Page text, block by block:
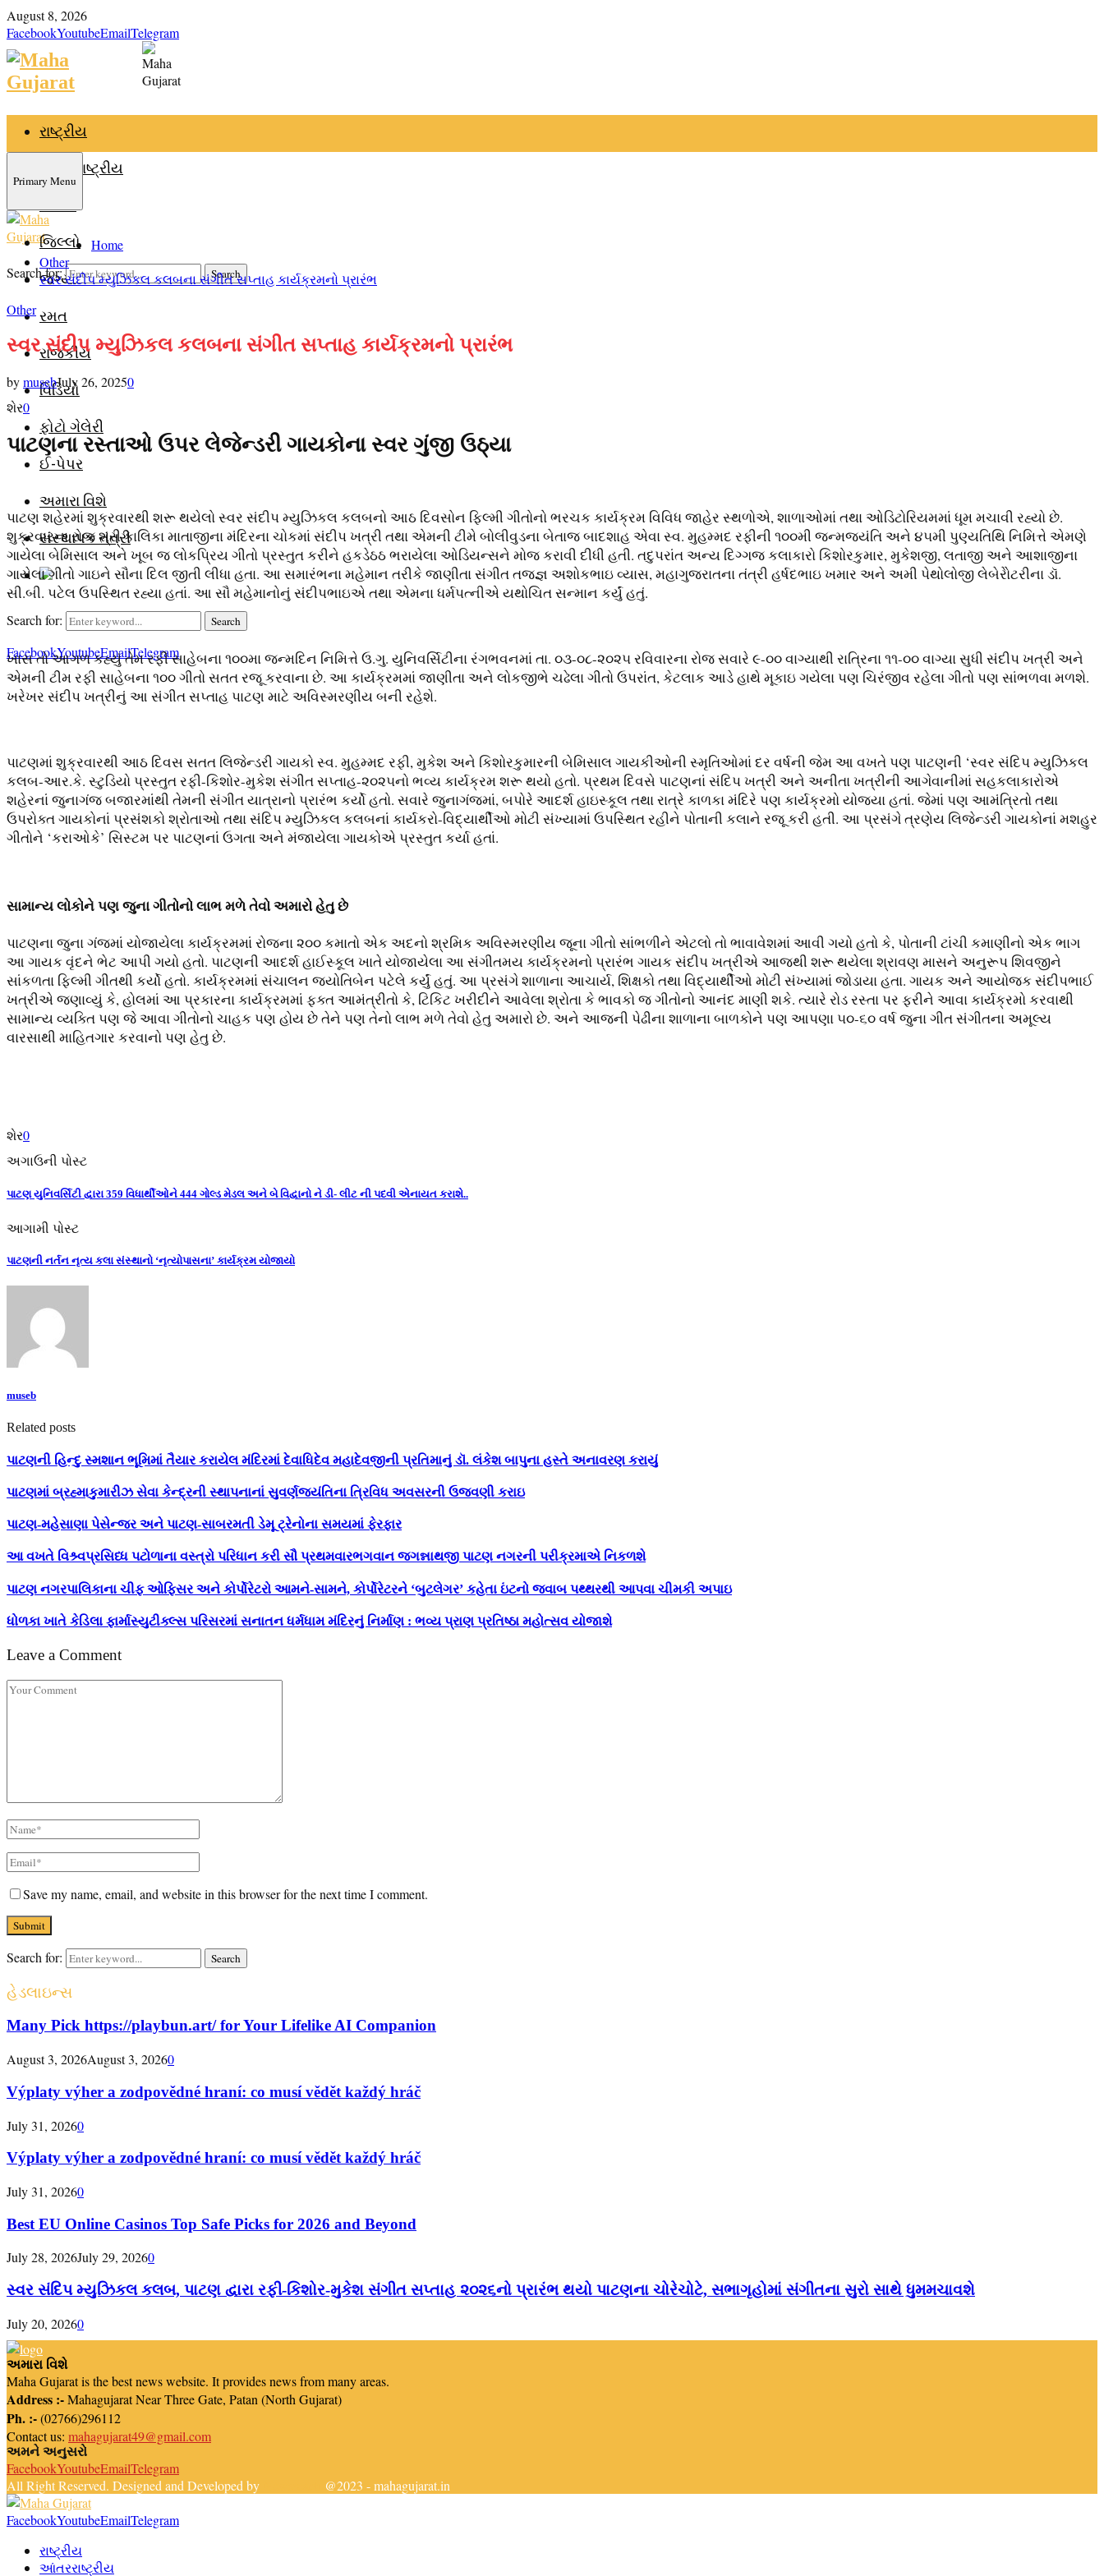
August 8, 2026
FacebookYoutubeEmailTelegram
રાષ્ટ્રીય
આંતરરાષ્ટ્રીય
જિલ્લો
જગ્યા
રમત
રાજકીય
વિડિયો
ફોટો ગેલેરી
ઈ-પેપર
અમારા વિશે
સંસ્થાપક તંત્રી
Search for: Search
FacebookYoutubeEmailTelegram
Primary Menu
Search for: Search
Home
Other
સ્વર સંદીપ મ્યુઝિકલ કલબના સંગીત સપ્તાહ કાર્યક્રમનો પ્રારંભ
Other
સ્વર સંદીપ મ્યુઝિકલ કલબના સંગીત સપ્તાહ કાર્યક્રમનો પ્રારંભ
bymusebJuly 26, 20250
શેર0
પાટણના રસ્તાઓ ઉપર લેજેન્ડરી ગાયકોના સ્વર ગુંજી ઉઠ્યા
પાટણ શહેરમાં શુક્રવારથી શરૂ થયેલો સ્વર સંદીપ મ્યુઝિકલ કલબનો આઠ દિવસોન ફિલ્મી ગીતોનો ભરચક કાર્યક્રમ વિવિધ જાહેર સ્થળોએ, શાળાઓમાં તથા ઓડિટોરિયમમાં ધૂમ મચાવી રહ્યો છે.
શુક્રવારના રોજ શ્રી કાલિકા માતાજીના મંદિરના ચોકમાં સંદીપ ખત્રી તથા એમની ટીમે બોલીવુડના બેતાજ બાદશાહ એવા સ્વ. મુહમ્મદ રફીની ૧૦૦મી જન્મજયંતિ અને ૪૫મી પુણ્યતિથિ નિમિત્તે એમણે
ગાયેલા બેમિસાલ અને ખૂબ જ લોકપ્રિય ગીતો પ્રસ્તુત કરીને હકડેઠઠ ભરાયેલા ઓડિયન્સને મોજ કરાવી દીધી હતી. તદુપરાંત અન્ય દિગ્ગજ કલાકારો કિશોરકુમાર, મુકેશજી, લતાજી અને આશાજીના
ગાયેલા ગીતો ગાઇને સૌના દિલ જીતી લીધા હતા. આ સમારંભના મહેમાન તરીકે જાણીતા સંગીત તજજ્ઞ અશોકભાઇ વ્યાસ, મહાગુજરાતના તંત્રી હર્ષદભાઇ ખમાર અને અમી પેથોલોજી લેબેરોેટરીના ડૉ.
સી.બી. પટેલ ઉપસ્થિત રહ્યા હતાં. આ સૌ મહેમાનોનું સંદીપભાઇએ તથા એમના ધર્મપત્નીએ યથોચિત સન્માન કર્યું હતું.
ખાસ તો આગળ કહ્યું તેમ રફી સાહેબના ૧૦૦મા જન્મદિન નિમિત્તે ઉ.ગુ. યુનિવર્સિટીના રંગભવનમાં તા. ૦૩-૦૮-૨૦૨૫ રવિવારના રોજ સવારે ૯-૦૦ વાગ્યાથી રાત્રિના ૧૧-૦૦ વાગ્યા સુધી સંદીપ ખત્રી અને
એમની ટીમ રફી સાહેબના ૧૦૦ ગીતો સતત રજૂ કરવાના છે. આ કાર્યક્રમમાં જાણીતા અને લોકજીભે ચઢેલા ગીતો ઉપરાંત, કેટલાક આડે હાથે મૂકાઇ ગયેલા પણ ચિરંજીવ રહેલા ગીતો પણ સાંભળવા મળશે.
ખરેખર સંદીપ ખત્રીનું આ સંગીત સપ્તાહ પાટણ માટે અવિસ્મરણીય બની રહેશે.
પાટણમાં શુક્રવારથી આઠ દિવસ સતત લિજેન્ડરી ગાયકો સ્વ. મુહમ્મદ રફી, મુકેશ અને કિશોરકુમારની બેમિસાલ ગાયકીઓની સ્મૃતિઓમાં દર વર્ષની જેમ આ વખતે પણ પાટણની ‘સ્વર સંદિપ મ્યુઝિકલ
કલબ-આર.કે. સ્ટુડિયો પ્રસ્તુત રફી-કિશોર-મુકેશ સંગીત સપ્તાહ-૨૦૨૫નો ભવ્ય કાર્યક્રમ શરૂ થયો હતો. પ્રથમ દિવસે પાટણનાં સંદિપ ખત્રી અને અનીતા ખત્રીની આગેવાનીમાં સહકલાકારોએ
શહેરનાં જુનાગંજ બજારમાંથી તેમની સંગીત યાત્રાનો પ્રારંભ કર્યો હતો. સવારે જુનાગંજમાં, બપોરે આદર્શ હાઇસ્કૂલ તથા રાત્રે કાળકા મંદિરે પણ કાર્યક્રમો યોજ્યા હતાં. જેમાં પણ આમંત્રિતો તથા
ઉપરોક્ત ગાયકોનાં પ્રસંશકો શ્રોતાઓ તથા સંદિપ મ્યુઝિકલ કલબનાં કાર્યકરો-વિદ્યાર્થીઓ મોટી સંખ્યામાં ઉપસ્થિત રહીને પોતાની કલાને રજૂ કરી હતી. આ પ્રસંગે ત્રણેય લિજેન્ડરી ગાયકોનાં મશહુર
ગીતોને ‘કરાઓકે’ સિસ્ટમ પર પાટણનાં ઉગતા અને મંજાયેલા ગાયકોએ પ્રસ્તુત કર્યા હતાં.
સામાન્ય લોકોને પણ જુના ગીતોનો લાભ મળે તેવો અમારો હેતુ છે
પાટણના જુના ગંજમાં યોજાયેલા કાર્યક્રમમાં રોજના ૨૦૦ કમાતો એક અદનો શ્રમિક અવિસ્મરણીય જૂના ગીતો સાંભળીને એટલો તો ભાવાવેશમાં આવી ગયો હતો કે, પોતાની ટાંચી કમાણીનો એક ભાગ
આ ગાયક વૃંદને ભેટ આપી ગયો હતો. પાટણની આદર્શ હાઈસ્કૂલ ખાતે યોજાયેલા આ સંગીતમય કાર્યક્રમનો પ્રારંભ ગાયક સંદીપ ખત્રીએ આજથી શરૂ થયેલા શ્રાવણ માસને અનુરૂપ શિવજીને
સાંકળતા ફિલ્મી ગીતથી કર્યો હતો. કાર્યક્રમમાં સંચાલન જ્યોતિબેન પટેલે કર્યું હતું. આ પ્રસંગે શાળાના આચાર્ય, શિક્ષકો તથા વિદ્યાર્થીઓ મોટી સંખ્યામાં જોડાયા હતા. ગાયક અને આયોજક સંદીપભાઈ
ખત્રીએ જણાવ્યું કે, હોલમાં આ પ્રકારના કાર્યક્રમમાં ફક્ત આમંત્રીતો કે, ટિકિટ ખરીદીને આવેલા શ્રોતા કે ભાવકો જ ગીતોનો આનંદ માણી શકે. ત્યારે રોડ રસ્તા પર ફરીને આવા કાર્યક્રમો કરવાથી
સામાન્ય વ્યક્તિ પણ જે આવા ગીતોનો ચાહક પણ હોય છે તેને પણ તેનો લાભ મળે તેવો હેતુ અમારો છે. અને આજની પેઢીના શાળાના બાળકોને પણ આપણા ૫૦-૬૦ વર્ષ જુના ગીત સંગીતના અમૂલ્ય
વારસાથી માહિતગાર કરવાનો પણ હેતુ છે.
શેર0
અગાઉની પોસ્ટ
પાટણ યુનિવર્સિટી દ્વારા 359 વિધાર્થીઓને 444 ગોલ્ડ મેડલ અને બે વિદ્વાનો ને ડી- લીટ ની પદવી એનાયત કરાશે..
આગામી પોસ્ટ
પાટણની નર્તન નૃત્ય કલા સંસ્થાનો ‘નૃત્યોપાસના’ કાર્યક્રમ યોજાયો
museb
Related posts
પાટણની હિન્દુ સ્મશાન ભૂમિમાં તૈયાર કરાયેલ મંદિરમાં દેવાધિદેવ મહાદેવજીની પ્રતિમાનું ડૉ. લંકેશ બાપુના હસ્તે અનાવરણ કરાયું
પાટણમાં બ્રહ્માકુમારીઝ સેવા કેન્દ્રની સ્થાપનાનાં સુવર્ણજયંતિના ત્રિવિધ અવસરની ઉજવણી કરાઇ
પાટણ-મહેસાણા પેસેન્જર અને પાટણ-સાબરમતી ડેમૂ ટ્રેનોના સમયમાં ફેરફાર
આ વખતે વિશ્ર્વપ્રસિધ્ધ પટોળાના વસ્ત્રો પરિધાન કરી સૌ પ્રથમવારભગવાન જગન્નાથજી પાટણ નગરની પરીક્રમાએ નિકળશે
પાટણ નગરપાલિકાના ચીફ ઓફિસર અને કોર્પોરેટરો આમને-સામને, કોર્પોરેટરને ‘બુટલેગર’ કહેતા ઇંટનો જવાબ પથ્થરથી આપવા ચીમકી અપાઇ
ધોળકા ખાતે કેડિલા ફાર્માસ્યુટીક્લ્સ પરિસરમાં સનાતન ધર્મધામ મંદિરનું નિર્માણ : ભવ્ય પ્રાણ પ્રતિષ્ઠા મહોત્સવ યોજાશે
Leave a Comment
Save my name, email, and website in this browser for the next time I comment.
Search for: Search
હેડલાઇન્સ
Many Pick https://playbun.art/ for Your Lifelike AI Companion
August 3, 2026August 3, 20260
Výplaty výher a zodpovědné hraní: co musí vědět každý hráč
July 31, 20260
Výplaty výher a zodpovědné hraní: co musí vědět každý hráč
July 31, 20260
Best EU Online Casinos Top Safe Picks for 2026 and Beyond
July 28, 2026July 29, 20260
સ્વર સંદિપ મ્યુઝિકલ કલબ, પાટણ દ્વારા રફી-કિશોર-મુકેશ સંગીત સપ્તાહ ૨૦૨૬નો પ્રારંભ થયો પાટણના ચોરેચોટે, સભાગૃહોમાં સંગીતના સુરો સાથે ધુમમચાવશે
July 20, 20260
અમારા વિશે
Maha Gujarat is the best news website. It provides news from many areas.
Address :-Mahagujarat Near Three Gate, Patan (North Gujarat)
Ph. :-(02766)296112
Contact us: mahagujarat49@gmail.com
અમને અનુસરો
FacebookYoutubeEmailTelegram
All Right Reserved. Designed and Developed by
@2023 - mahagujarat.in
FacebookYoutubeEmailTelegram
રાષ્ટ્રીય
આંતરરાષ્ટ્રીય